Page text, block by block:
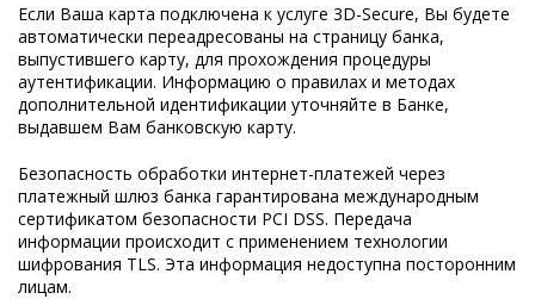
Если Ваша карта подключена к услуге 3D-Secure, Вы будете
автоматически переадресованы на страницу банка,
выпустившего карту, для прохождения процедуры
аутентификации. Информацию о правилах и методах
дополнительной идентификации уточняйте в Банке,
выдавшем Вам банковскую карту.
Безопасность обработки интернет-платежей через
платежный шлюз банка гарантирована международным
сертификатом безопасности PCI DSS. Передача
информации происходит с применением технологии
шифрования TLS. Эта информация недоступна посторонним
лицам.